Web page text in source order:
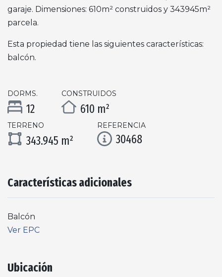
garaje. Dimensiones: 610m² construidos y 343945m²
parcela.
Esta propiedad tiene las siguientes características:
balcón.
DORMS.
12
CONSTRUIDOS
610 m²
TERRENO
343.945 m²
REFERENCIA
30468
Características adicionales
Balcón
Ver EPC
Ubicación